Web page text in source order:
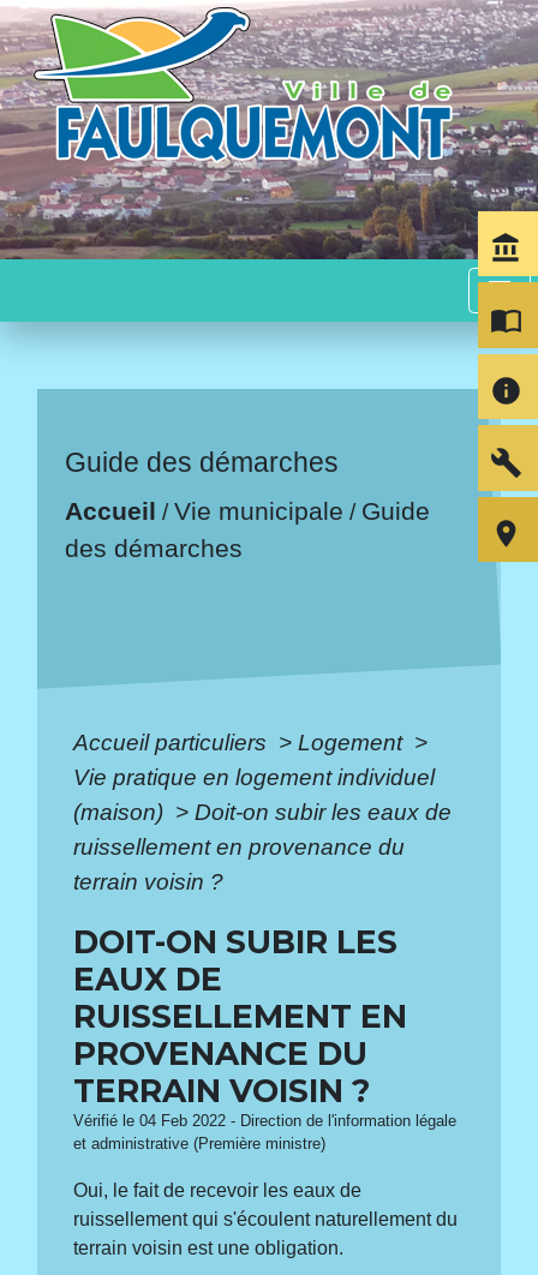
menu
Guide des démarches
Accueil /Vie municipale / Guide
des démarches
Accueil particuliers > Logement >
Vie pratique en logement individuel
(maison) > Doit-on subir les eaux de
ruissellement en provenance du
terrain voisin ?
DOIT-ON SUBIR LES
EAUX DE
RUISSELLEMENT EN
PROVENANCE DU
TERRAIN VOISIN ?
Vérifié le 04 Feb 2022 - Direction de l'information légale
et administrative (Première ministre)
Oui, le fait de recevoir les eaux de
ruissellement qui s'écoulent naturellement du
terrain voisin est une obligation.
account_balance
import_contacts
info
build
room